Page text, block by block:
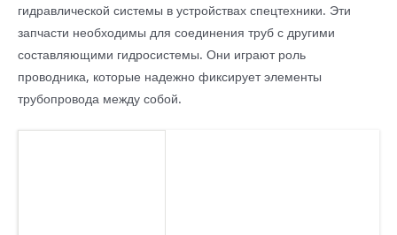
гидравлической системы в устройствах спецтехники. Эти
запчасти необходимы для соединения труб с другими
составляющими гидросистемы. Они играют роль
проводника, которые надежно фиксирует элементы
трубопровода между собой.